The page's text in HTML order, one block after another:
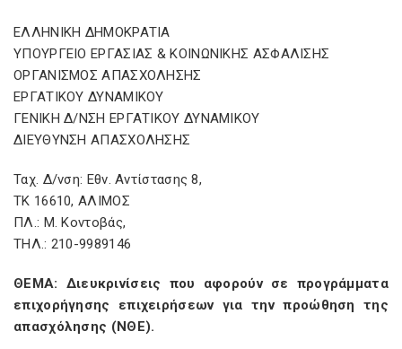
ΕΛΛΗΝΙΚΗ ΔΗΜΟΚΡΑΤΙΑ
ΥΠΟΥΡΓΕΙΟ ΕΡΓΑΣΙΑΣ & ΚΟΙΝΩΝΙΚΗΣ ΑΣΦΑΛΙΣΗΣ
ΟΡΓΑΝΙΣΜΟΣ ΑΠΑΣΧΟΛΗΣΗΣ
ΕΡΓΑΤΙΚΟΥ ΔΥΝΑΜΙΚΟΥ
ΓΕΝΙΚΗ Δ/ΝΣΗ ΕΡΓΑΤΙΚΟΥ ΔΥΝΑΜΙΚΟΥ
ΔΙΕΥΘΥΝΣΗ ΑΠΑΣΧΟΛΗΣΗΣ
Ταχ. Δ/νση: Εθν. Αντίστασης 8,
ΤΚ 16610, ΑΛΙΜΟΣ
ΠΛ.: Μ. Κοντοβάς,
ΤΗΛ.: 210-9989146
ΘΕΜΑ: Διευκρινίσεις που αφορούν σε προγράμματα
επιχορήγησης επιχειρήσεων για την προώθηση της
απασχόλησης (ΝΘΕ).